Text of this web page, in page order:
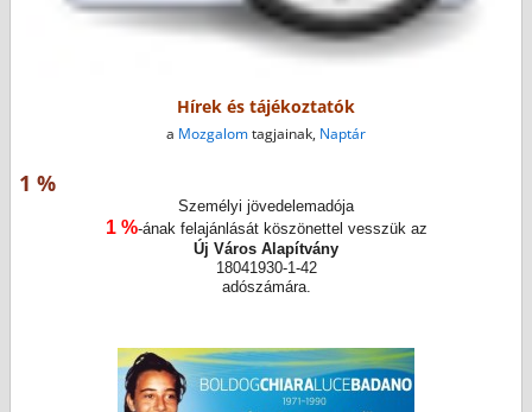
Hírek és tájékoztatók
a Mozgalomtagjainak, Naptár
1 %
Személyi jövedelemadója
1 %-ának felajánlását köszönettel vesszük az
Új Város Alapítvány
18041930-1-42
adószámára.